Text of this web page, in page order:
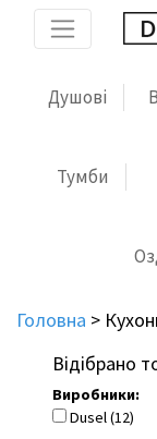
Душові
Тумби
Головна >
Відібрано
Виробники:
Dusel (12)